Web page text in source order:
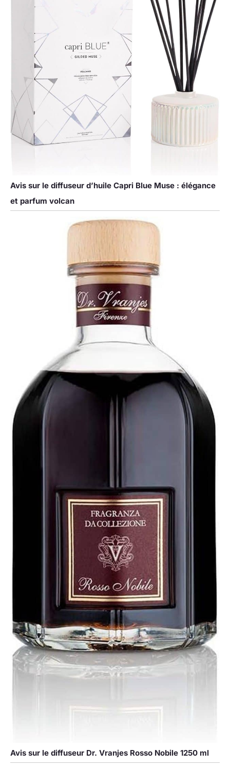
Avis sur le diffuseur d’huile Capri Blue Muse : élégance
et parfum volcan
Avis sur le diffuseur Dr. Vranjes Rosso Nobile 1250 ml